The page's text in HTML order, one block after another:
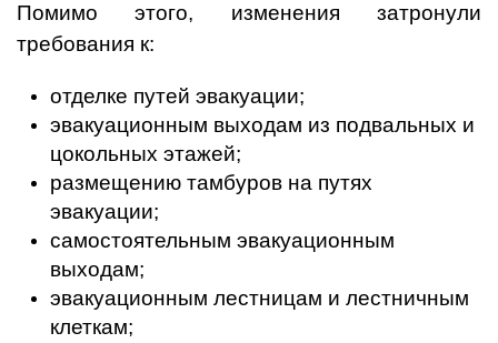
Помимо этого, изменения затронули
требования к:
отделке путей эвакуации;
эвакуационным выходам из подвальных и
цокольных этажей;
размещению тамбуров на путях
эвакуации;
самостоятельным эвакуационным
выходам;
эвакуационным лестницам и лестничным
клеткам;